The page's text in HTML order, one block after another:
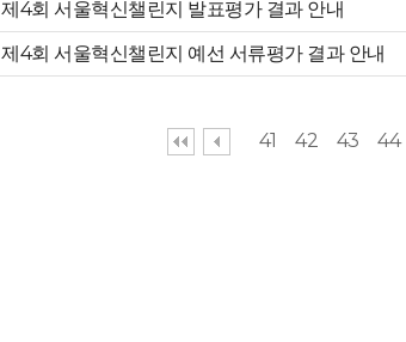
제4회 서울혁신챌린지 발표평가 결과 안내
제4회 서울혁신챌린지 예선 서류평가 결과 안내
41 42 43 44